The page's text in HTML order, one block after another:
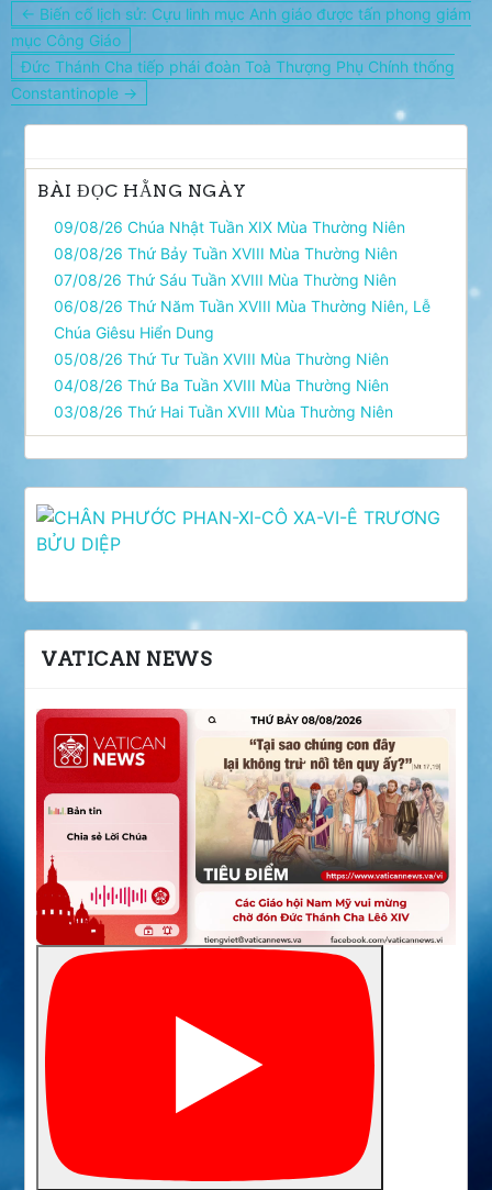
Điều
hướng
bài
viết
← Biến cố lịch sử: Cựu linh mục Anh giáo được tấn phong giám
mục Công Giáo
Đức Thánh Cha tiếp phái đoàn Toà Thượng Phụ Chính thống
Constantinople →
BÀI ĐỌC HẰNG NGÀY
09/08/26 Chúa Nhật Tuần XIX Mùa Thường Niên
08/08/26 Thứ Bảy Tuần XVIII Mùa Thường Niên
07/08/26 Thứ Sáu Tuần XVIII Mùa Thường Niên
06/08/26 Thứ Năm Tuần XVIII Mùa Thường Niên, Lễ
Chúa Giêsu Hiển Dung
05/08/26 Thứ Tư Tuần XVIII Mùa Thường Niên
04/08/26 Thứ Ba Tuần XVIII Mùa Thường Niên
03/08/26 Thứ Hai Tuần XVIII Mùa Thường Niên
VATICAN NEWS